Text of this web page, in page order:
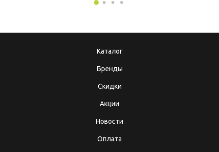
Каталог
Бренды
Скидки
Акции
Новости
Оплата